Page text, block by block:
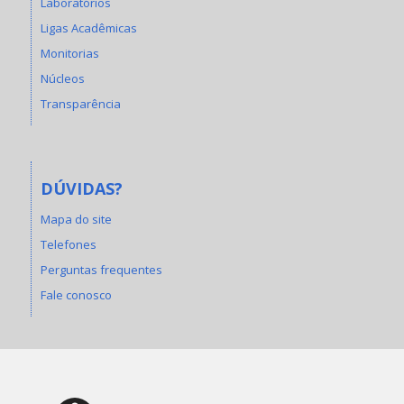
Ligas Acadêmicas
Monitorias
Núcleos
Transparência
DÚVIDAS?
Mapa do site
Telefones
Perguntas frequentes
Fale conosco